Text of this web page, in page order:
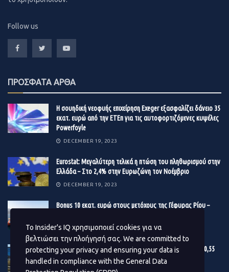
είναι δυνατόν να γίνουν εκτιμήσεις. «Κανείς δεν μπορεί
-και κανείς δεν πρέπεινα κάνει την παραμικρή πρόβλεψη.
Τα επιδημιολογικά δεδομένα αλλάζουν μέρα με τη μέρα
τι θα καταφέρουμε να σώσουμε από αυτή τη σεζόν.”
Follow us
ΠΡΟΣΦΑΤΑ ΑΡΘΑ
Η σουηδική νεοφυής επιχείρηση Exeger εξασφαλίζει δάνειο 35
εκατ. ευρώ από την ΕΤΕπ για τις αυτοφορτιζόμενες κυψέλες
Powerfoyle
DECEMBER 19, 2023
Eurostat: Μεγαλύτερη τελικά η πτώση του πληθωρισμού στην
Ελλάδα – Στο 2,4% στην Ευρωζώνη τον Νοέμβριο
DECEMBER 19, 2023
Βonus 10 εκατ. ευρώ στους μετόχους της Γέφυρας Ρίου –
DECEMBER 19, 2023
Εγκρίθηκε ο προϋπολογισμός του Δ. Αθηναίων – Στα 180,55
εκατ. ευρώ το επενδυτικό πρόγραμμα του 2024
Το Insider's IQ χρησιμοποιεί cookies για να
βελτιώσει την πλοήγησή σας. We are committed to
protecting your privacy and ensuring your data is
handled in compliance with the General Data